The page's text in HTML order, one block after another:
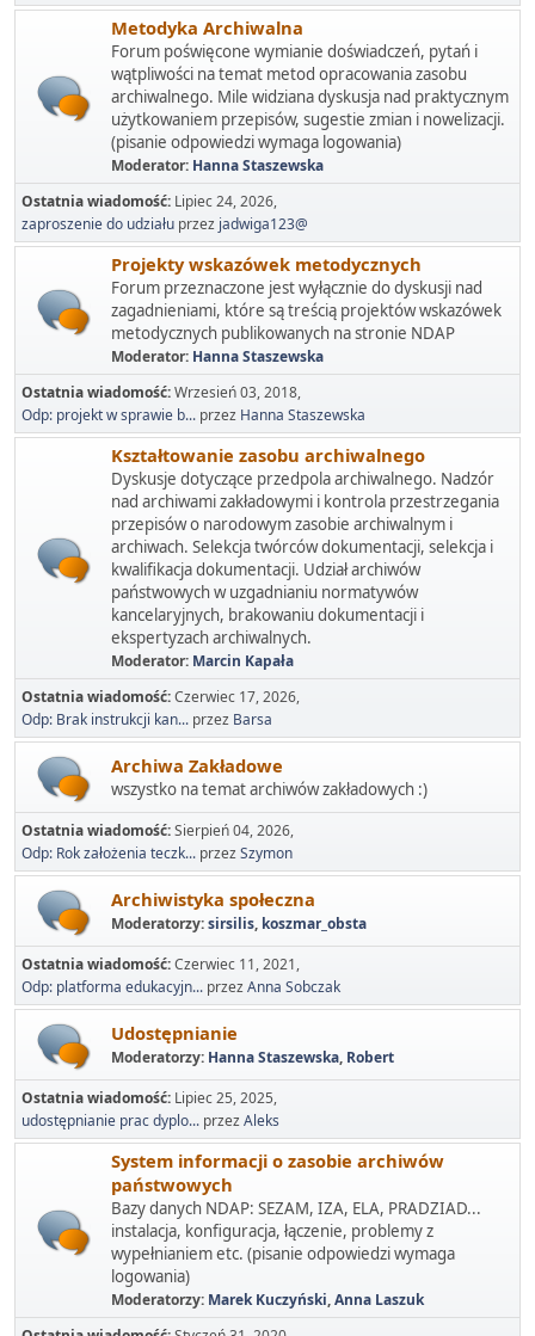
Metodyka Archiwalna
Forum poświęcone wymianie doświadczeń, pytań i
wątpliwości na temat metod opracowania zasobu
archiwalnego. Mile widziana dyskusja nad praktycznym
użytkowaniem przepisów, sugestie zmian i nowelizacji.
(pisanie odpowiedzi wymaga logowania)
Moderator: Hanna Staszewska
Ostatnia wiadomość: Lipiec 24, 2026,
zaproszenie do udziału przez jadwiga123@
Projekty wskazówek metodycznych
Forum przeznaczone jest wyłącznie do dyskusji nad
zagadnieniami, które są treścią projektów wskazówek
metodycznych publikowanych na stronie NDAP
Moderator: Hanna Staszewska
Ostatnia wiadomość:Wrzesień 03, 2018,
Odp: projekt w sprawie b... przez Hanna Staszewska
Kształtowanie zasobu archiwalnego
Dyskusje dotyczące przedpola archiwalnego. Nadzór
nad archiwami zakładowymi i kontrola przestrzegania
przepisów o narodowym zasobie archiwalnym i
archiwach. Selekcja twórców dokumentacji, selekcja i
kwalifikacja dokumentacji. Udział archiwów
państwowych w uzgadnianiu normatywów
kancelaryjnych, brakowaniu dokumentacji i
ekspertyzach archiwalnych.
Moderator: Marcin Kapała
Ostatnia wiadomość:Czerwiec 17, 2026,
Odp: Brak instrukcji kan... przez Barsa
Archiwa Zakładowe
wszystko na temat archiwów zakładowych :)
Ostatnia wiadomość:Sierpień 04, 2026,
Odp: Rok założenia teczk... przezSzymon
Archiwistyka społeczna
Moderatorzy:sirsilis, koszmar_obsta
Ostatnia wiadomość:Czerwiec 11, 2021,
Odp: platforma edukacyjn... przezAnna Sobczak
Udostępnianie
Moderatorzy: Hanna Staszewska, Robert
Ostatnia wiadomość: Lipiec 25, 2025,
udostępnianie prac dyplo... przezAleks
System informacji o zasobie archiwów
państwowych
Bazy danych NDAP: SEZAM, IZA, ELA, PRADZIAD...
instalacja, konfiguracja, łączenie, problemy z
wypełnianiem etc. (pisanie odpowiedzi wymaga
logowania)
Moderatorzy: Marek Kuczyński,Anna Laszuk